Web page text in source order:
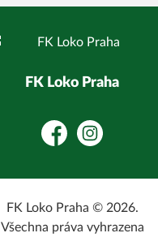
FK Loko Praha
FacebookInstagram
FK Loko Praha © 2026.
Všechna práva vyhrazena